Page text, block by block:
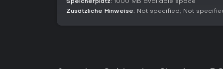
Speicherplatz: 1000 MB available space
Zusätzliche Hinweise: Not specified; Not